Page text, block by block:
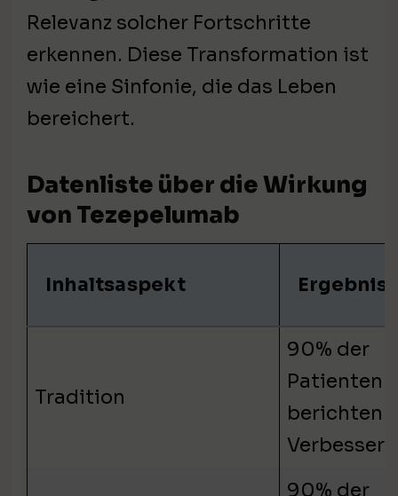
Relevanz solcher Fortschritte
erkennen. Diese Transformation ist
wie eine Sinfonie, die das Leben
bereichert.
Datenliste über die Wirkung
von Tezepelumab
Inhaltsaspekt Ergebnis
Tradition
90% der
Patienten
berichten
90% der